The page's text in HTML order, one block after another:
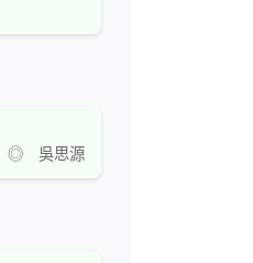
◎ 吳思源